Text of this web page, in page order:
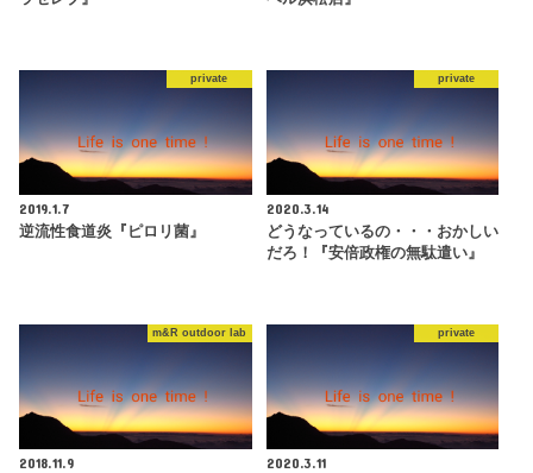
private
2019.1.7
逆流性食道炎『ピロリ菌』
private
2020.3.14
どうなっているの・・・おかしい
だろ！『安倍政権の無駄遣い』
m&R outdoor lab
2018.11.9
private
2020.3.11